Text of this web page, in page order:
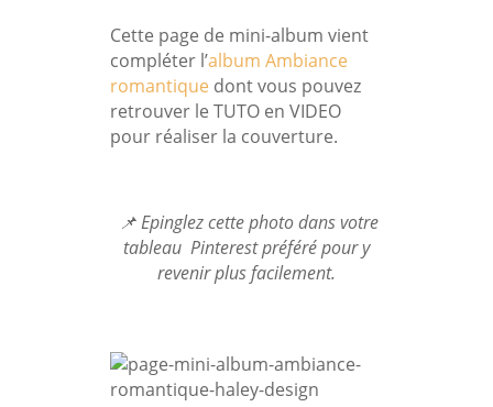
Cette page de mini-album vient
compléter l’album Ambiance
romantique dont vous pouvez
retrouver le TUTO en VIDEO
pour réaliser la couverture.
📌 Epinglez cette photo dans votre
tableau Pinterest préféré pour y
revenir plus facilement.